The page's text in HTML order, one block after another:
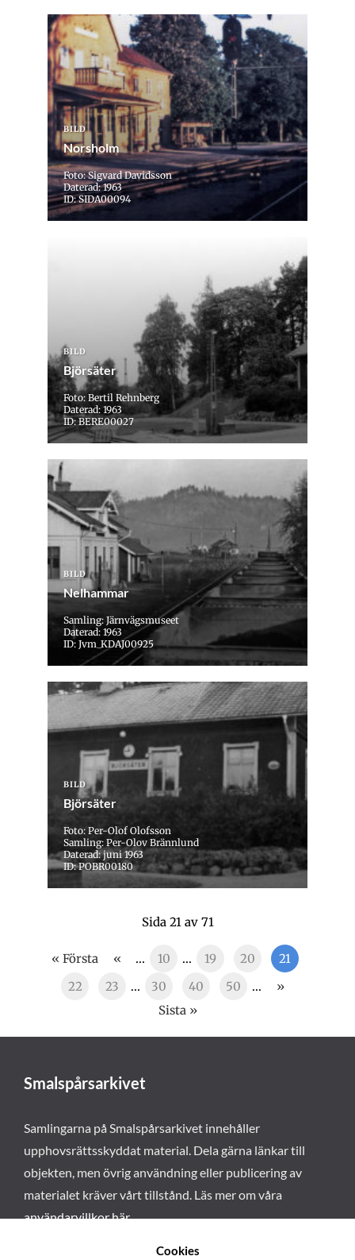
BILD
Norsholm
Foto: Sigvard Davidsson
Daterad: 1963
ID: SIDA00094
BILD
Björsäter
Foto: Bertil Rehnberg
Daterad: 1963
ID: BERE00027
BILD
Nelhammar
Samling: Järnvägsmuseet
Daterad: 1963
ID: Jvm_KDAJ00925
BILD
Björsäter
Foto: Per-Olof Olofsson
Samling: Per-Olov Brännlund
Daterad: juni 1963
ID: POBR00180
Sida 21 av 71
« Första « ... 10 ... 19 20
21
22
23 ... 30 40 50 ...
»
Sista »
Smalspårsarkivet
Samlingarna på Smalspårsarkivet innehåller
upphovsrättsskyddat material. Dela gärna länkar till
objekten, men övrig användning eller publicering av
materialet kräver vårt tillstånd. Läs mer om våra
användarvillkor här.
Cookies